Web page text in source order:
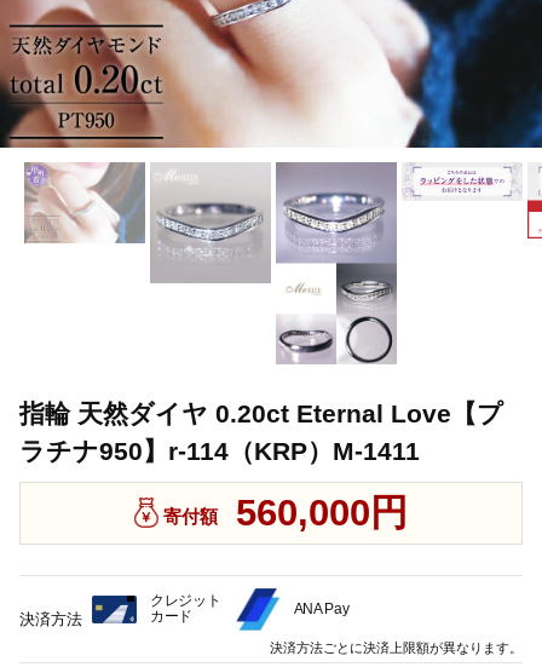
指輪 天然ダイヤ 0.20ct Eternal Love【プ
ラチナ950】r-114（KRP）M-1411
寄付額 560,000円
決済方法
クレジット
カード
ANA Pay
決済方法ごとに決済上限額が異なります。